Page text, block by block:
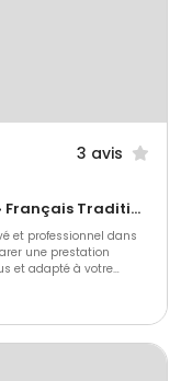
3 avis
Gastronomique • Cuisine régionale • Français Traditionnel
et professionnel dans
une prestation
et adapté à votre